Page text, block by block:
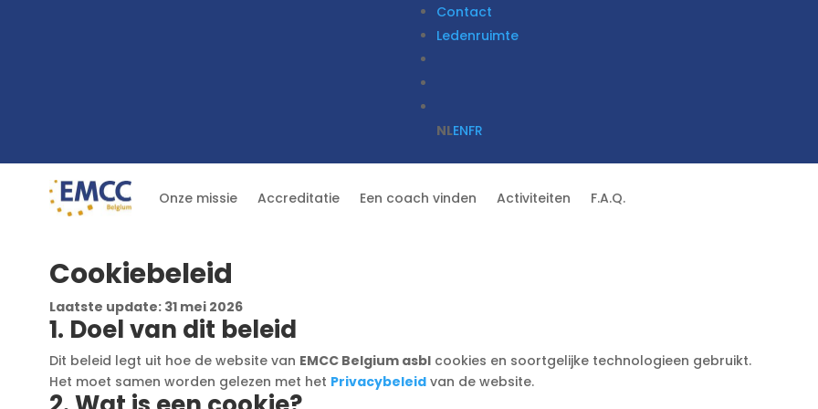
Contact
Ledenruimte
NLENFR
Onze missie Accreditatie Een coach vinden Activiteiten F.A.Q.
Cookiebeleid
Laatste update: 31 mei 2026
1. Doel van dit beleid
Dit beleid legt uit hoe de website van EMCC Belgium asblcookies en soortgelijke technologieen gebruikt.
Het moet samen worden gelezen met het Privacybeleidvan de website.